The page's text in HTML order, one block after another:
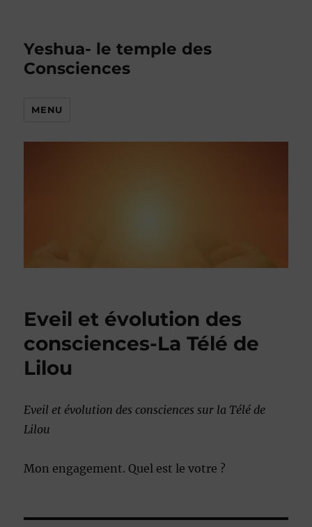
Yeshua- le temple des
Consciences
MENU
Eveil et évolution des
consciences-La Télé de
Lilou
Eveil et évolution des consciences sur la Télé de
Lilou
Mon engagement. Quel est le votre ?